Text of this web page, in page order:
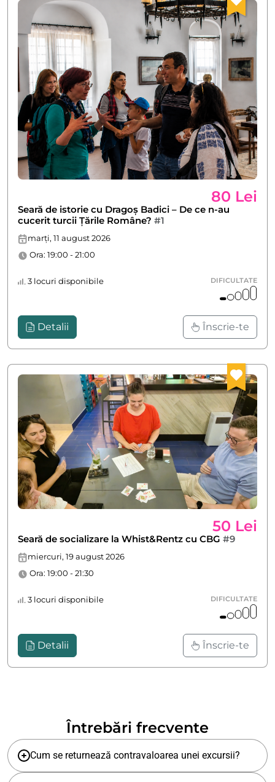
80 Lei
Seară de istorie cu Dragoș Badici – De ce n-au
cucerit turcii Țările Române? #1
marți, 11 august 2026
Ora: 19:00 - 21:00
3 locuri disponibile DIFICULTATE
Detalii Înscrie-te
50 Lei
Seară de socializare la Whist&Rentz cu CBG #9
miercuri, 19 august 2026
Ora: 19:00 - 21:30
3 locuri disponibile DIFICULTATE
Detalii Înscrie-te
Întrebări frecvente
Cum se returnează contravaloarea unei excursii?